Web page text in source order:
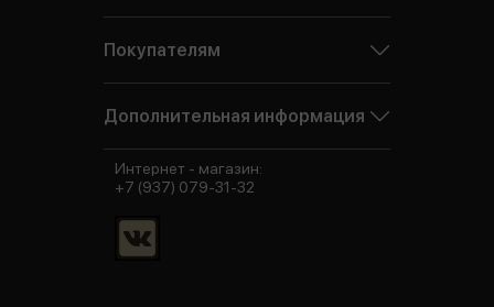
Покупателям
Дополнительная информация
Интернет - магазин:
+7 (937) 079-31-32